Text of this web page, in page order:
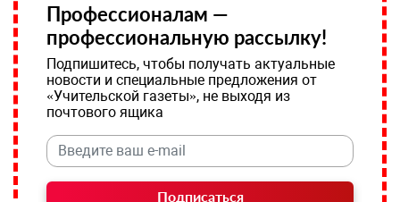
Профессионалам —
профессиональную рассылку!
Подпишитесь, чтобы получать актуальные
новости и специальные предложения от
«Учительской газеты», не выходя из
почтового ящика
Подписаться